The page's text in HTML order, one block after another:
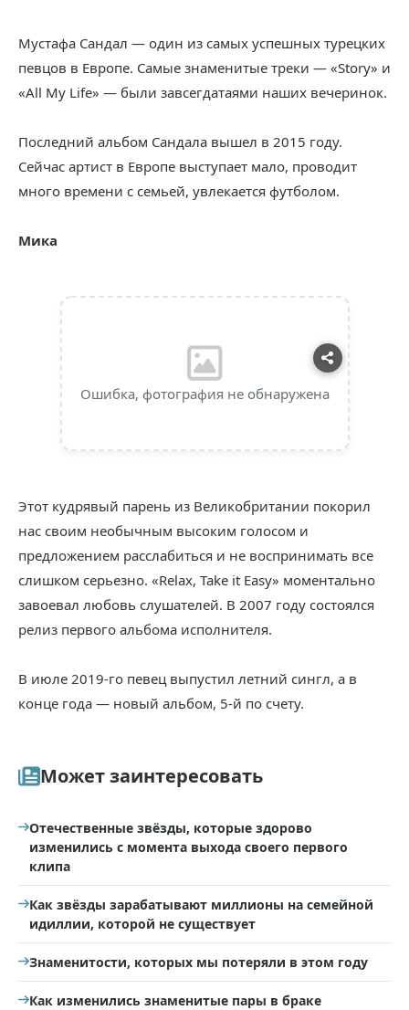
Мустафа Сандал — один из самых успешных турецких
певцов в Европе. Самые знаменитые треки — «Story» и
«All My Life» — были завсегдатаями наших вечеринок.
Последний альбом Сандала вышел в 2015 году.
Сейчас артист в Европе выступает мало, проводит
много времени с семьей, увлекается футболом.
Мика
Ошибка, фотография не обнаружена
Этот кудрявый парень из Великобритании покорил
нас своим необычным высоким голосом и
предложением расслабиться и не воспринимать все
слишком серьезно. «Relax, Take it Easy» моментально
завоевал любовь слушателей. В 2007 году состоялся
релиз первого альбома исполнителя.
В июле 2019-го певец выпустил летний сингл, а в
конце года — новый альбом, 5-й по счету.
Может заинтересовать
Отечественные звёзды, которые здорово
изменились с момента выхода своего первого
клипа
Как звёзды зарабатывают миллионы на семейной
идиллии, которой не существует
Знаменитости, которых мы потеряли в этом году
Как изменились знаменитые пары в браке